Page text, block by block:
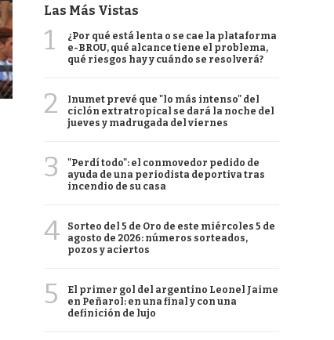
Las Más Vistas
1
¿Por qué está lenta o se cae la plataforma
e-BROU, qué alcance tiene el problema,
qué riesgos hay y cuándo se resolverá?
2
Inumet prevé que "lo más intenso" del
ciclón extratropical se dará la noche del
jueves y madrugada del viernes
3
"Perdí todo": el conmovedor pedido de
ayuda de una periodista deportiva tras
incendio de su casa
4
Sorteo del 5 de Oro de este miércoles 5 de
agosto de 2026: números sorteados,
pozos y aciertos
5
El primer gol del argentino Leonel Jaime
en Peñarol: en una final y con una
definición de lujo